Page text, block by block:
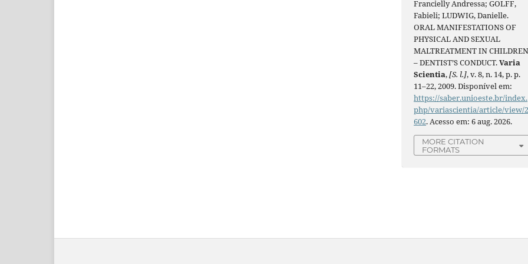
Francielly Andressa; GOLFF,
Fabieli; LUDWIG, Danielle.
ORAL MANIFESTATIONS OF
PHYSICAL AND SEXUAL
MALTREATMENT IN
– DENTIST’S CONDUCT.Varia
Scientia,[S. l.], v. 8, n. 14, p. p.
11–22, 2009. Disponível em:
https://saber.unioeste.br/index.
php/variascientia/article/view/
602. Acesso em: 6 aug. 2026.
MORE CITATION
FORMATS